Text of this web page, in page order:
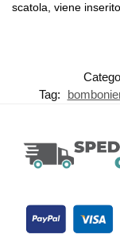
scatola, viene
Tag: